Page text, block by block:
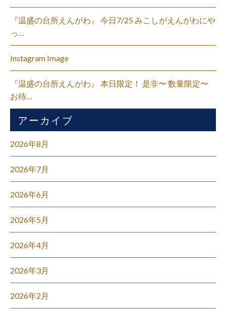
『温盛の台所えんがわ』 今日7/25 みこしがえんがわにや
っ…
Instagram Image
『温盛の台所えんがわ』 本日限定！ 是非〜 数量限定〜
お待…
アーカイブ
2026年8月
2026年7月
2026年6月
2026年5月
2026年4月
2026年3月
2026年2月